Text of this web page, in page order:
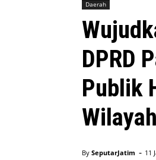
Daerah
DPRD
Publik
Wilayah
By SeputarJatim - 11